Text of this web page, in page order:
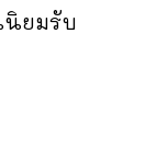
นิยมรับ